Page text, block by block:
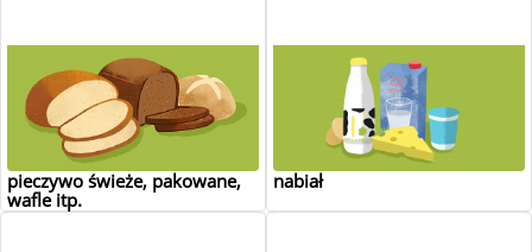
pieczywo świeże, pakowane,
wafle itp.
nabiał